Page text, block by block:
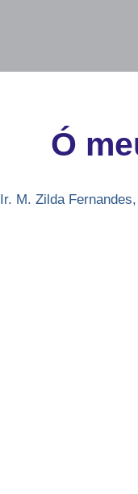
Ó
Ir. M. Zilda Fernandes,